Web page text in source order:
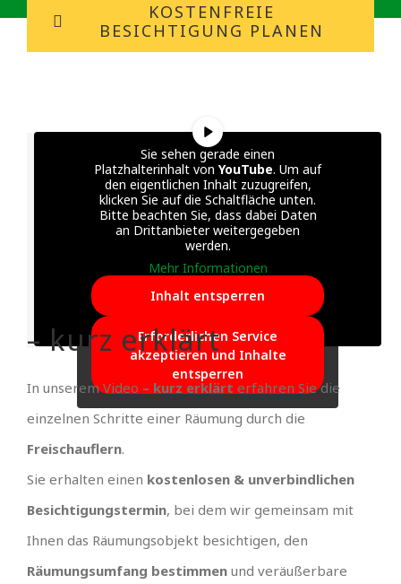
KOSTENFREIE
BESICHTIGUNG PLANEN
Sie sehen gerade einen
Platzhalterinhalt von YouTube. Um auf
den eigentlichen Inhalt zuzugreifen,
klicken Sie auf die Schaltfläche unten.
Bitte beachten Sie, dass dabei Daten
an Drittanbieter weitergegeben
werden.
Mehr Informationen
Inhalt entsperren
Erforderlichen Service
akzeptieren und Inhalte
entsperren
– kurz erklärt
In unserem Video – kurz erklärt erfahren Sie die
einzelnen Schritte einer Räumung durch die
Freischauflern.
Sie erhalten einen kostenlosen & unverbindlichen
Besichtigungstermin, bei dem wir gemeinsam mit
Ihnen das Räumungsobjekt besichtigen, den
Räumungsumfang bestimmen und veräußerbare